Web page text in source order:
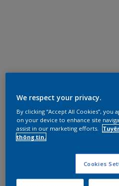
We respect your privacy.
By clicking “Accept All Cookies”,
on your device to enhance site
assist in our marketing efforts.
thông tin.
Cookies